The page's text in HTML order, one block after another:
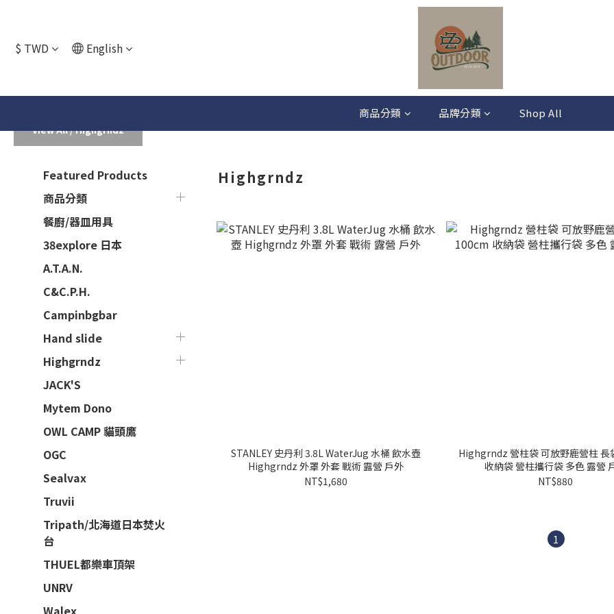
$ TWD English
商品分類 品牌分類 Shop All
View All/Highgrndz
Featured Products
商品分類
餐廚/器皿用具
38explore 日本
A.T.A.N.
C&C.P.H.
Campinbgbar
Hand slide
Highgrndz
JACK'S
Mytem Dono
OWL CAMP 貓頭鷹
OGC
Sealvax
Truvii
Tripath/北海道日本焚火
台
THUEL都樂車頂架
UNRV
Walex
Highgrndz
STANLEY 史丹利 3.8L WaterJug 水桶 飲水壺
Highgrndz 外罩 外套 戰術 露營 戶外
NT$1,680
Highgrndz 營柱袋 可放野鹿營柱 長
收納袋 營柱攜行袋 多色 露營
NT$880
1